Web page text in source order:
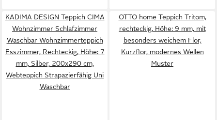
KADIMA DESIGN Teppich CIMA
Wohnzimmer Schlafzimmer
Waschbar Wohnzimmerteppich
Esszimmer, Rechteckig, Höhe: 7
mm, Silber, 200x290 cm,
Webteppich Strapazierfähig Uni
Waschbar
OTTO home Teppich Tritom,
rechteckig, Höhe: 9 mm, mit
besonders weichem Flor,
Kurzflor, modernes Wellen
Muster